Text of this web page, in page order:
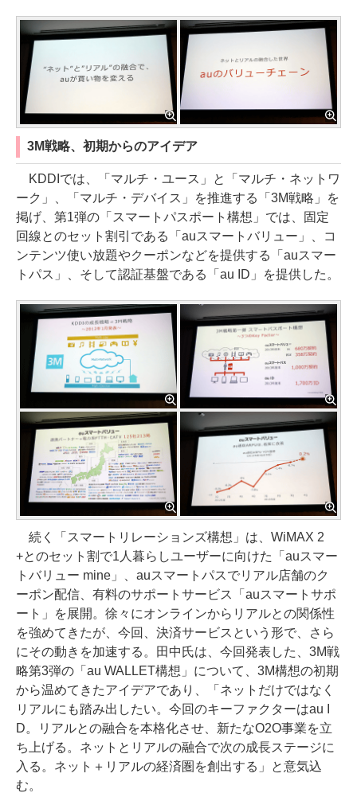
3M戦略、初期からのアイデア
KDDIでは、「マルチ・ユース」と「マルチ・ネットワ
ーク」、「マルチ・デバイス」を推進する「3M戦略」を
掲げ、第1弾の「スマートパスポート構想」では、固定
回線とのセット割引である「auスマートバリュー」、コ
ンテンツ使い放題やクーポンなどを提供する「auスマー
トパス」、そして認証基盤である「au ID」を提供した。
続く「スマートリレーションズ構想」は、WiMAX 2
+とのセット割で1人暮らしユーザーに向けた「auスマー
トバリュー mine」、auスマートパスでリアル店舗のク
ーポン配信、有料のサポートサービス「auスマートサポ
ート」を展開。徐々にオンラインからリアルとの関係性
を強めてきたが、今回、決済サービスという形で、さら
にその動きを加速する。田中氏は、今回発表した、3M戦
略第3弾の「au WALLET構想」について、3M構想の初期
から温めてきたアイデアであり、「ネットだけではなく
リアルにも踏み出したい。今回のキーファクターはau I
D。リアルとの融合を本格化させ、新たなO2O事業を立
ち上げる。ネットとリアルの融合で次の成長ステージに
入る。ネット＋リアルの経済圏を創出する」と意気込
む。